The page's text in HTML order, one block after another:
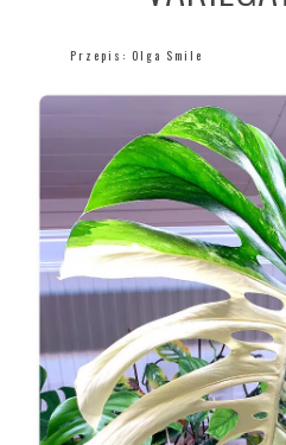
Przepis:Olga Smile